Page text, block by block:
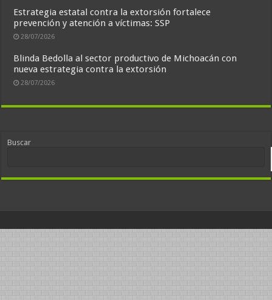
Estrategia estatal contra la extorsión fortalece
prevención y atención a víctimas: SSP
28/07/2026
Blinda Bedolla al sector productivo de Michoacán con
nueva estrategia contra la extorsión
28/07/2026
Buscar